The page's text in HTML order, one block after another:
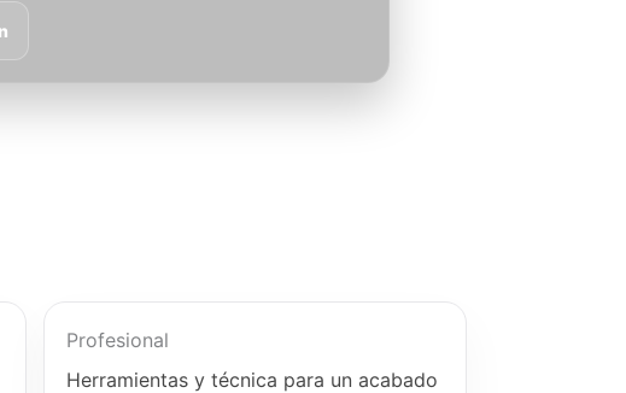
Profesional
Herramientas y técnica para un acabado